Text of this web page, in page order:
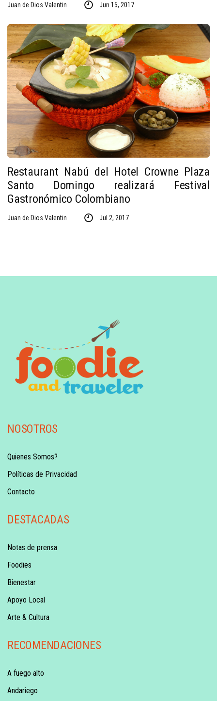
Juan de Dios Valentin Jun 15, 2017
Restaurant Nabú del Hotel Crowne Plaza
Santo Domingo realizará Festival
Gastronómico Colombiano
Juan de Dios Valentin Jul 2, 2017
NOSOTROS
Quienes Somos?
Políticas de Privacidad
Contacto
DESTACADAS
Notas de prensa
Foodies
Bienestar
Apoyo Local
Arte & Cultura
RECOMENDACIONES
A fuego alto
Andariego